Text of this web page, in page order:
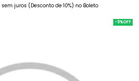
sem juros (Desconto de 10%) no Boleto
-9%